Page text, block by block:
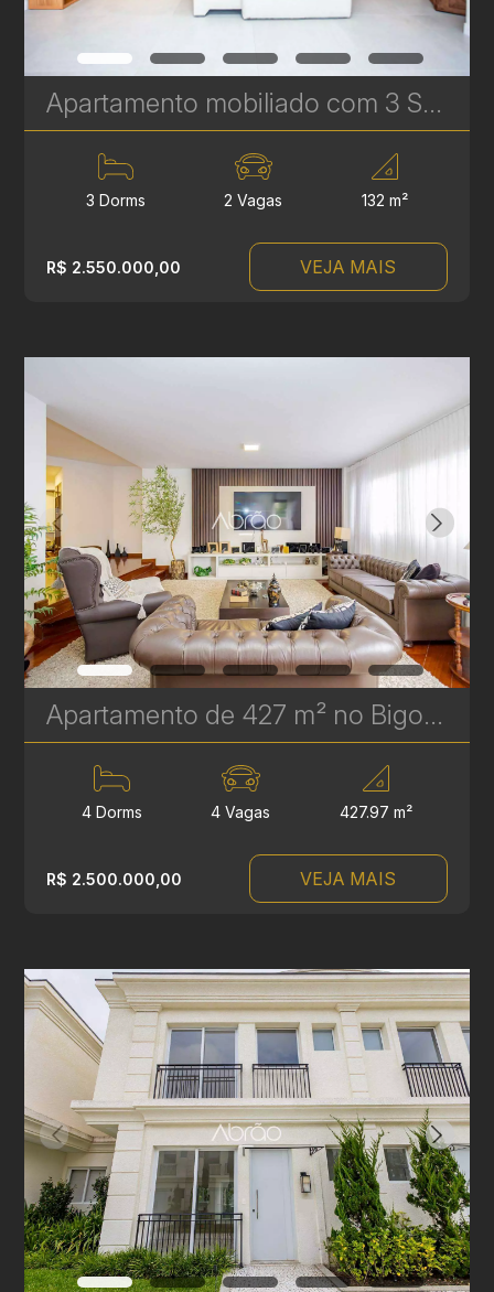
Apartamento mobiliado com 3 Suítes para venda no Artsy - 2 vagas de garagem - Batel | Ref. 1795
3 Dorms 2 Vagas 132 m²
R$ 2.550.000,00 VEJA MAIS
Apartamento de 427 m² no Bigorrilho - 4 Quartos, 2 Suítes e 2 Demi-Suítes | Ref 327
4 Dorms 4 Vagas 427.97 m²
R$ 2.500.000,00 VEJA MAIS